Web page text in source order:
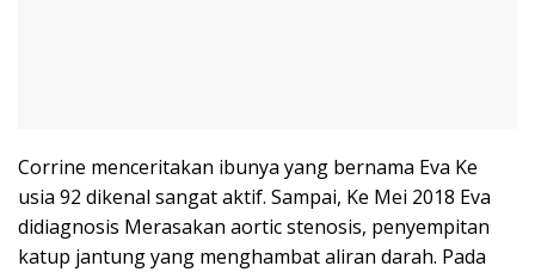
Corrine menceritakan ibunya yang bernama Eva Ke
usia 92 dikenal sangat aktif. Sampai, Ke Mei 2018 Eva
didiagnosis Merasakan aortic stenosis, penyempitan
katup jantung yang menghambat aliran darah. Pada